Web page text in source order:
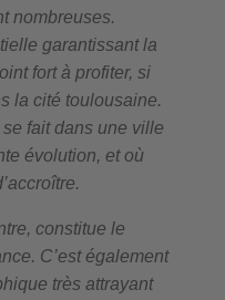
nombreuses.
garantissant la
fort à profiter, si
la cité toulousaine.
fait dans une ville
évolution, et où
constitue le
C’est également
très attrayant